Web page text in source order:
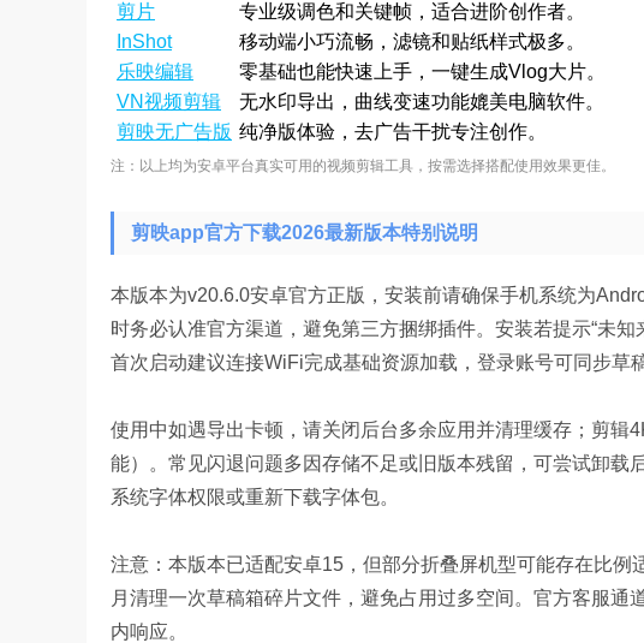
剪片
专业级调色和关键帧，适合进阶创作者。
InShot
移动端小巧流畅，滤镜和贴纸样式极多。
乐映编辑
零基础也能快速上手，一键生成Vlog大片。
VN视频剪辑
无水印导出，曲线变速功能媲美电脑软件。
剪映无广告版 纯净版体验，去广告干扰专注创作。
注：以上均为安卓平台真实可用的视频剪辑工具，按需选择搭配使用效果更佳。
剪映app官方下载2026最新版本特别说明
本版本为v20.6.0安卓官方正版，安装前请确保手机系统为
时务必认准官方渠道，避免第三方捆绑插件。安装若提示“未知
首次启动建议连接WiFi完成基础资源加载，登录账号可同步草
使用中如遇导出卡顿，请关闭后台多余应用并清理缓存；剪辑
能）。常见闪退问题多因存储不足或旧版本残留，可尝试卸载
系统字体权限或重新下载字体包。
注意：本版本已适配安卓15，但部分折叠屏机型可能存在比
月清理一次草稿箱碎片文件，避免占用过多空间。官方客服通
内响应。